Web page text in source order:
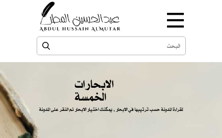
الابحارات
الخمسة
لقراءة المدونة حسب ترتيبها في الابحار , يمكنك اختيار الابحار ثم النقر على المدونة